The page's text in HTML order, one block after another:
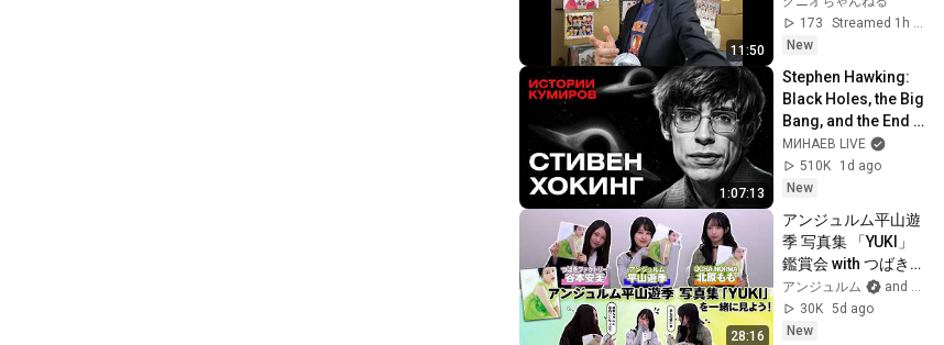
11:50
173
Streamed 1h ago
New
1:07:13
Stephen Hawking:
Black Holes, the Big
Bang, and the End
of the Universe /
Idol Stories /
MINAEV
МИНАЕВ LIVE
510K
1d ago
New
28:16
アンジュルム平山遊
季 写真集 「YUKI」
鑑賞会 with つばきフ
ァクトリー谷本安
美・OCHA NORMA
北原もも
アンジュルム
and 2 more
30K 5d ago
New